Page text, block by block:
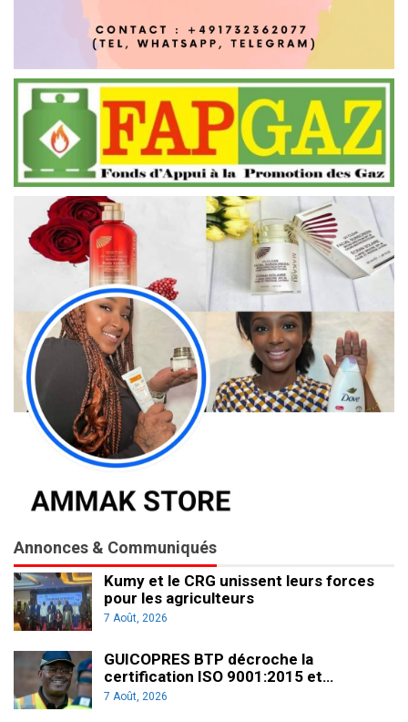
Annonces & Communiqués
Kumy et le CRG unissent leurs forces
pour les agriculteurs
7 Août, 2026
GUICOPRES BTP décroche la
certification ISO 9001:2015 et…
7 Août, 2026